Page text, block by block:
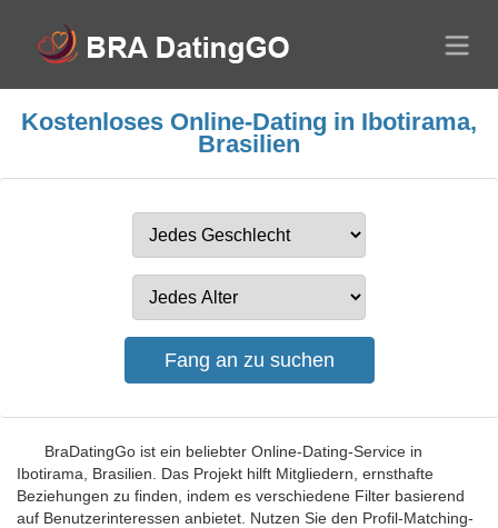
Kostenloses Online-Dating in Ibotirama,
Brasilien
BraDatingGo ist ein beliebter Online-Dating-Service in
Ibotirama, Brasilien. Das Projekt hilft Mitgliedern, ernsthafte
Beziehungen zu finden, indem es verschiedene Filter basierend
auf Benutzerinteressen anbietet. Nutzen Sie den Profil-Matching-